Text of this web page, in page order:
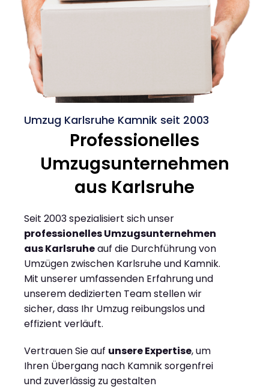
Umzug Karlsruhe Kamnik seit 2003
Professionelles
Umzugsunternehmen
aus Karlsruhe
Seit 2003 spezialisiert sich unser
professionelles Umzugsunternehmen
aus Karlsruheauf die Durchführung von
Umzügen zwischen Karlsruhe und Kamnik.
Mit unserer umfassenden Erfahrung und
unserem dedizierten Team stellen wir
sicher, dass Ihr Umzug reibungslos und
effizient verläuft.
Vertrauen Sie auf unsere Expertise, um
Ihren Übergang nach Kamnik sorgenfrei
und zuverlässig zu gestalten